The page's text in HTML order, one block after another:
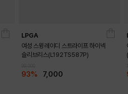
LPGA
여성 스윙레이디 스트라이프 하이넥
슬리브리스(L192TS587P)
93% 7,000